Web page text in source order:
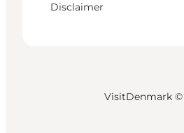
Disclaimer
VisitDenmark ©